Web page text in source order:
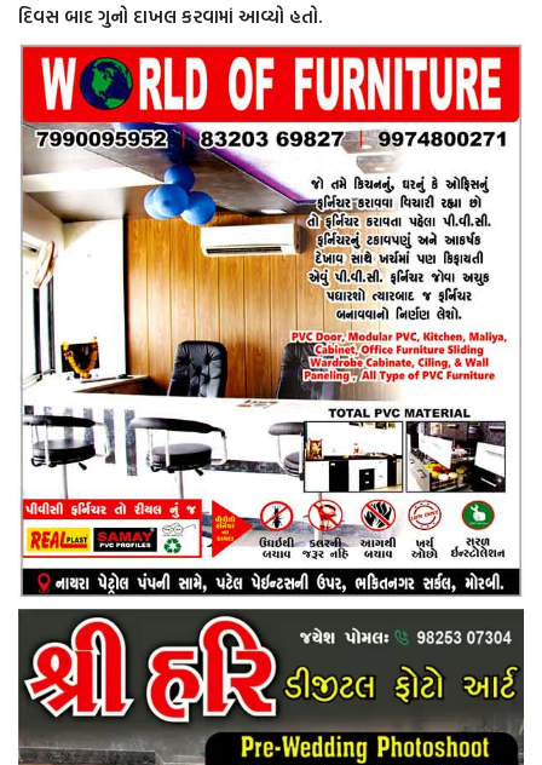
દિવસ બાદ ગુનો દાખલ કરવામાં આવ્યો હતો.